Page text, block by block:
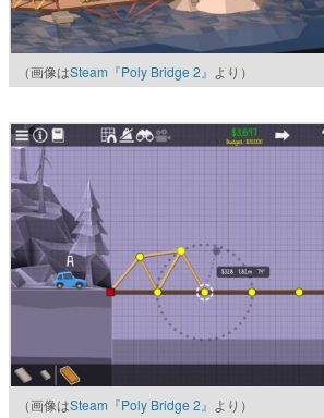
（画像はSteam『Poly Bridge 2』 より）
（画像はSteam『Poly Bridge 2』 より）